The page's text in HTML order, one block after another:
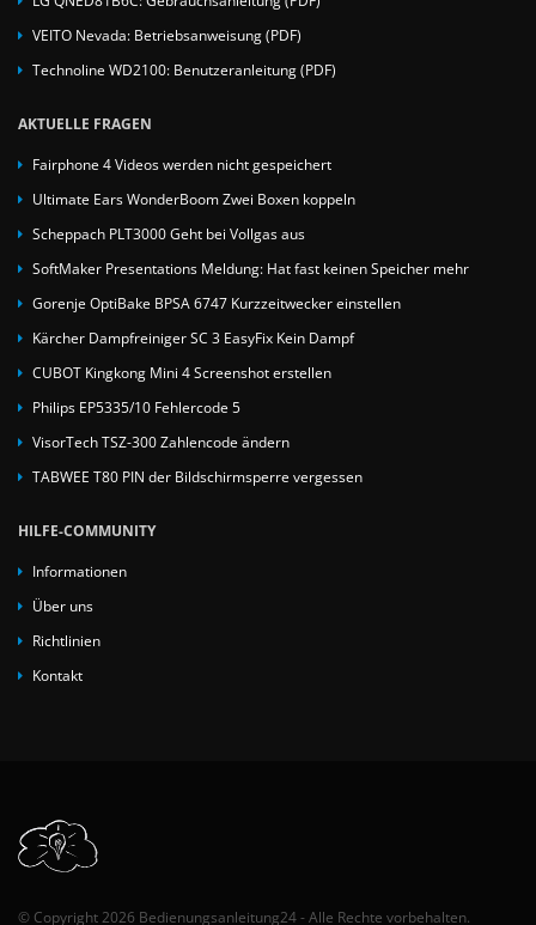
VEITO Nevada: Betriebsanweisung (PDF)
Technoline WD2100: Benutzeranleitung (PDF)
AKTUELLE FRAGEN
Fairphone 4 Videos werden nicht gespeichert
Ultimate Ears WonderBoom Zwei Boxen koppeln
Scheppach PLT3000 Geht bei Vollgas aus
SoftMaker Presentations Meldung: Hat fast keinen Speicher mehr
Gorenje OptiBake BPSA 6747 Kurzzeitwecker einstellen
Kärcher Dampfreiniger SC 3 EasyFix Kein Dampf
CUBOT Kingkong Mini 4 Screenshot erstellen
Philips EP5335/10 Fehlercode 5
VisorTech TSZ-300 Zahlencode ändern
TABWEE T80 PIN der Bildschirmsperre vergessen
HILFE-COMMUNITY
Informationen
Über uns
Richtlinien
Kontakt
© Copyright 2026 Bedienungsanleitung24 - Alle Rechte vorbehalten.